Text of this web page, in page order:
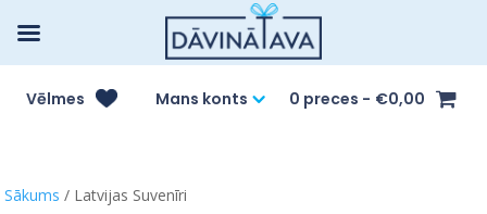
Vēlmes Mans konts 0 preces €0,00
Sākums / Latvijas Suvenīri